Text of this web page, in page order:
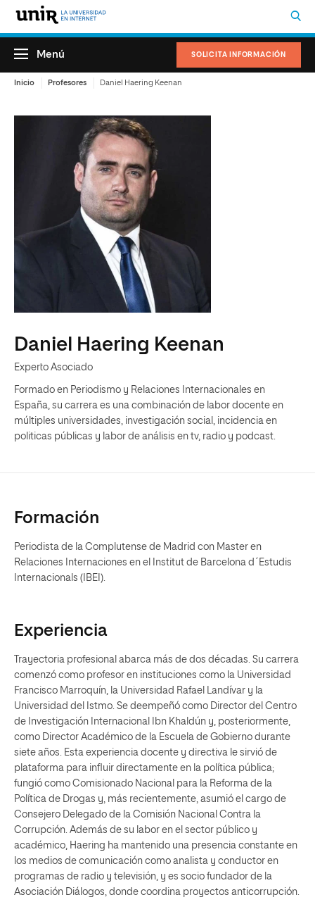
SOLICITA INFORMACIÓN
Menú
Inicio Profesores Daniel Haering Keenan
Daniel Haering Keenan
Experto Asociado
Formado en Periodismo y Relaciones Internacionales en
España, su carrera es una combinación de labor docente en
múltiples universidades, investigación social, incidencia en
politicas públicas y labor de análisis en tv, radio y podcast.
Formación
Periodista de la Complutense de Madrid con Master en
Relaciones Internaciones en el Institut de Barcelona d´Estudis
Internacionals (IBEI).
Experiencia
Trayectoria profesional abarca más de dos décadas. Su carrera
comenzó como profesor en instituciones como la Universidad
Francisco Marroquín, la Universidad Rafael Landívar y la
Universidad del Istmo. Se deempeñó como Director del Centro
de Investigación Internacional Ibn Khaldún y, posteriormente,
como Director Académico de la Escuela de Gobierno durante
siete años. Esta experiencia docente y directiva le sirvió de
plataforma para influir directamente en la política pública;
fungió como Comisionado Nacional para la Reforma de la
Política de Drogas y, más recientemente, asumió el cargo de
Consejero Delegado de la Comisión Nacional Contra la
Corrupción. Además de su labor en el sector público y
académico, Haering ha mantenido una presencia constante en
los medios de comunicación como analista y conductor en
programas de radio y televisión, y es socio fundador de la
Asociación Diálogos, donde coordina proyectos anticorrupción.